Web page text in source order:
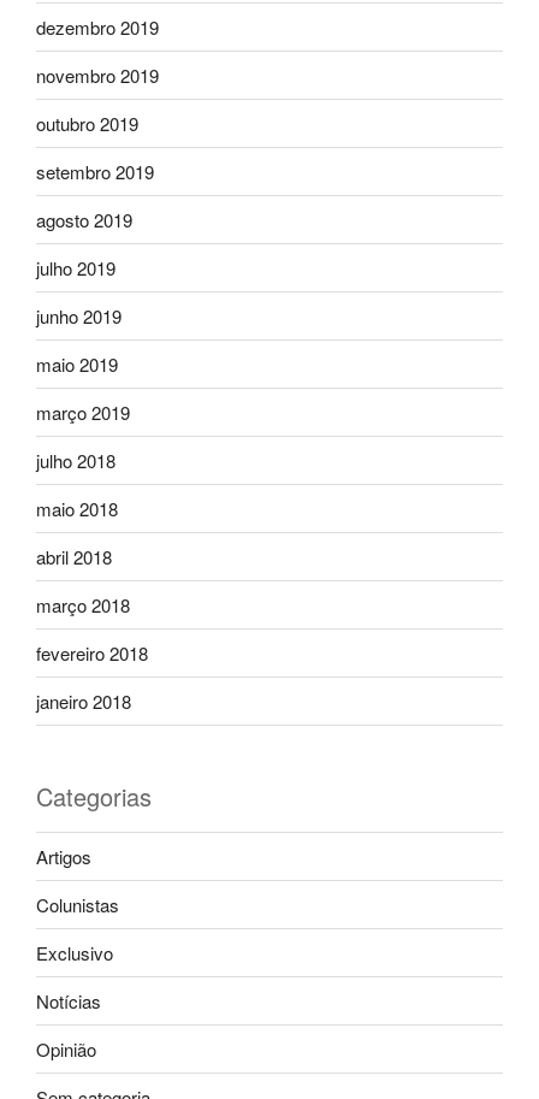
dezembro 2019
novembro 2019
outubro 2019
setembro 2019
agosto 2019
julho 2019
junho 2019
maio 2019
março 2019
julho 2018
maio 2018
abril 2018
março 2018
fevereiro 2018
janeiro 2018
Categorias
Artigos
Colunistas
Exclusivo
Notícias
Opinião